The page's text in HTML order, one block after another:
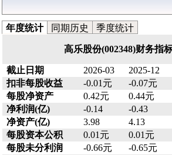
年度统计 同期历史 季度统计
高乐股份(002348)财务指
截止日期 2026-03 2025-12
扣非每股收益
-0.01元 -0.07元
每股净资产
0.42元 0.44元
净利润(亿)
-0.14 -0.43
净资产(亿)
3.98 4.13
每股资本公积
0.01元 0.01元
每股未分利润
-0.66元 -0.65元